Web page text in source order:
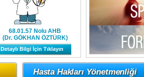
68.01.57 Nolu AHB
(Dr. GÖKHAN ÖZTÜRK)
Detaylı Bilgi İçin Tıklayın
Hasta Hakları Yönetmenliği